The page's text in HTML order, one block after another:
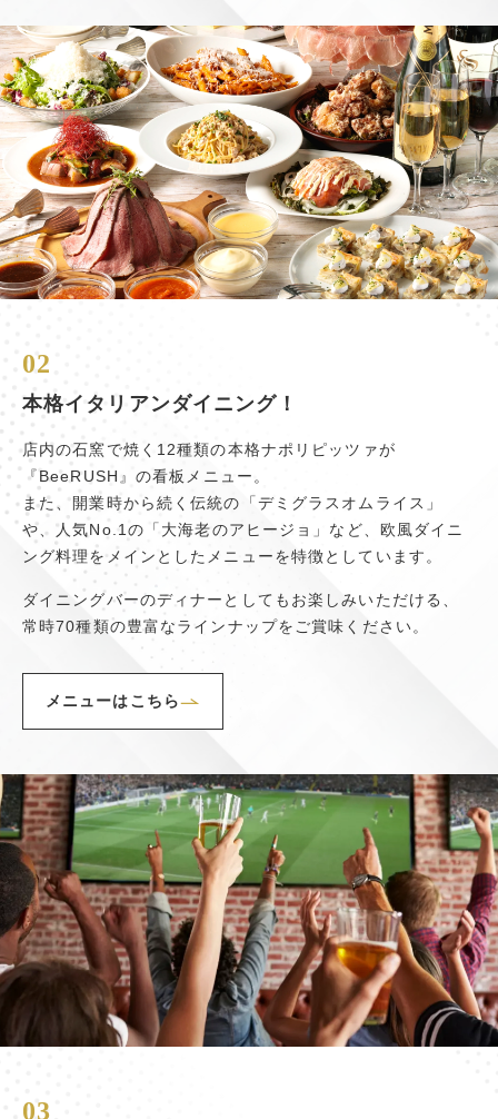
02
本格イタリアンダイニング！
店内の石窯で焼く12種類の本格ナポリピッツァが
『BeeRUSH』の看板メニュー。
また、開業時から続く伝統の「デミグラスオムライス」
や、人気No.1の「大海老のアヒージョ」など、欧風ダイニ
ング料理をメインとしたメニューを特徴としています。
ダイニングバーのディナーとしてもお楽しみいただける、
常時70種類の豊富なラインナップをご賞味ください。
メニューはこちら
03